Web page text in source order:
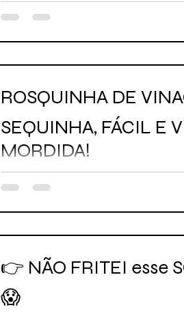
ROSQUINHA DE
SEQUINHA, FÁCIL E
MORDIDA!
👉 NÃO FRITEI esse
😱